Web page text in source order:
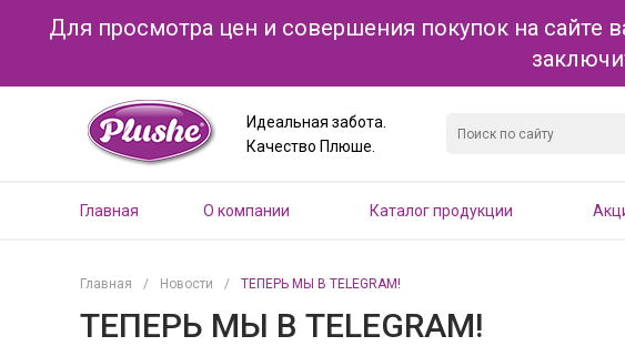
Для просмотра цен и совершения покупок на сайте
Идеальная забота.
Качество Плюше.
Главная О компании Каталог продукции
Главная / Новости / ТЕПЕРЬ МЫ В TELEGRAM!
ТЕПЕРЬ МЫ В TELEGRAM!